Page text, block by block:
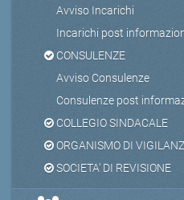
Avviso Incarichi
Incarichi post
CONSULENZE
Avviso Consulenze
Consulenze post
COLLEGIO SINDACALE
ORGANISMO DI
SOCIETA' DI REVISIONE